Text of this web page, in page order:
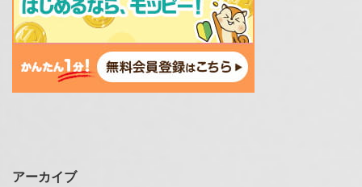
アーカイブ